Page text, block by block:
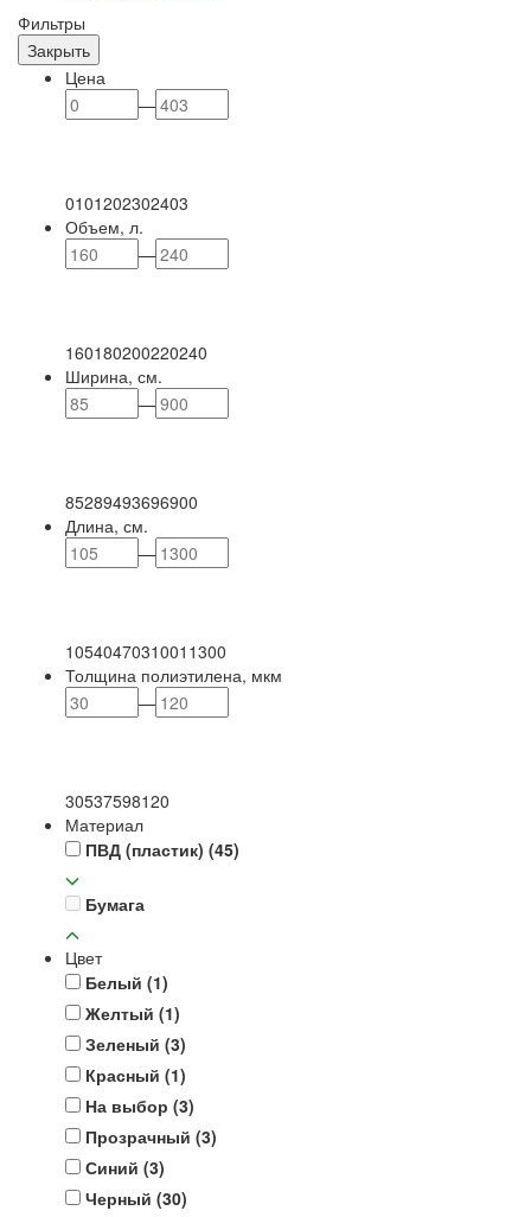
Фильтры
Закрыть
Цена
—
0101202302403
Объем, л.
—
160180200220240
Ширина, см.
—
85289493696900
Длина, см.
—
1054047031001 1300
Толщина полиэтилена, мкм
—
30537598120
Материал
ПВД (пластик) (45)
Бумага
Цвет
Белый (1)
Желтый (1)
Зеленый (3)
Красный (1)
На выбор (3)
Прозрачный (3)
Синий (3)
Черный (30)